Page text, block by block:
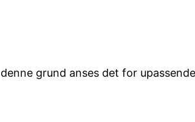
grund anses det for